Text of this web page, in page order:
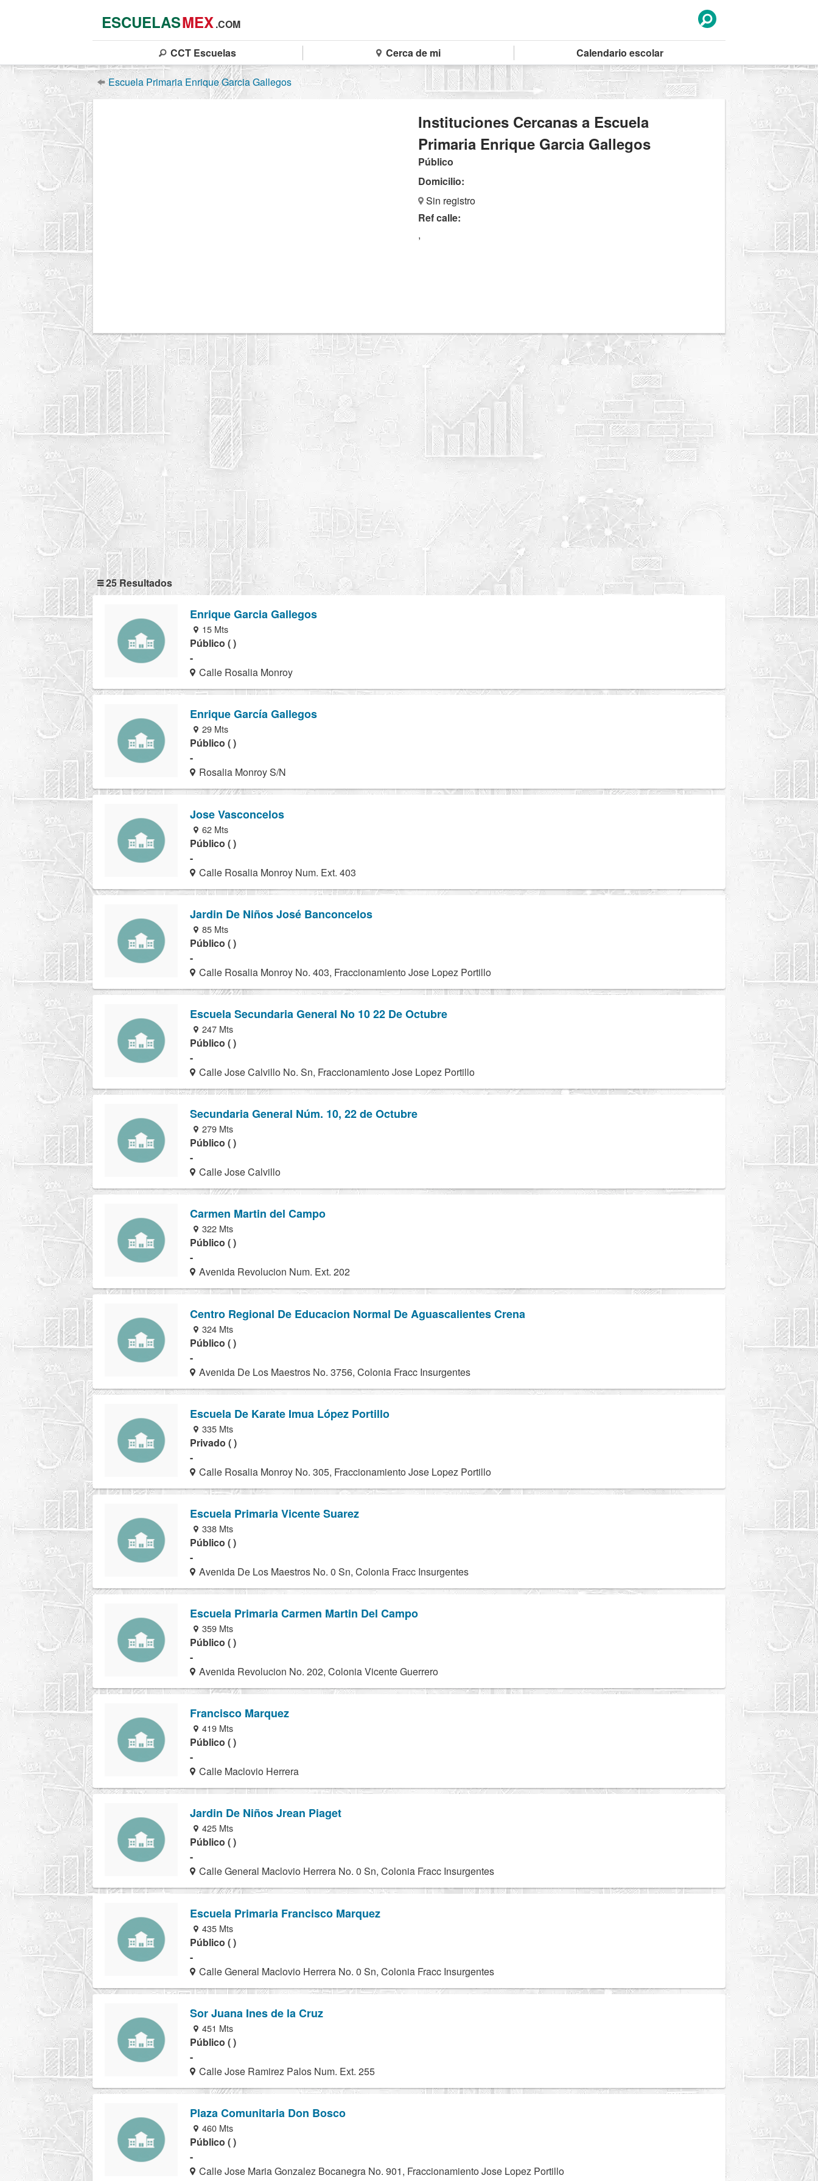
ESCUELASMEX.COM
CCT Escuelas Cerca de mi Calendario escolar
Escuela Primaria Enrique Garcia Gallegos
Instituciones Cercanas a Escuela
Primaria Enrique Garcia Gallegos
Público
Domicilio:
Sin registro
Ref calle:
,
25 Resultados
Enrique Garcia Gallegos
15 Mts
Público ( )
-
Calle Rosalia Monroy
Enrique García Gallegos
29 Mts
Público ( )
-
Rosalia Monroy S/N
Jose Vasconcelos
62 Mts
Público ( )
-
Calle Rosalia Monroy Num. Ext. 403
Jardin De Niños José Banconcelos
85 Mts
Público ( )
-
Calle Rosalia Monroy No. 403, Fraccionamiento Jose Lopez Portillo
Escuela Secundaria General No 10 22 De Octubre
247 Mts
Público ( )
-
Calle Jose Calvillo No. Sn, Fraccionamiento Jose Lopez Portillo
Secundaria General Núm. 10, 22 de Octubre
279 Mts
Público ( )
-
Calle Jose Calvillo
Carmen Martin del Campo
322 Mts
Público ( )
-
Avenida Revolucion Num. Ext. 202
Centro Regional De Educacion Normal De Aguascalientes Crena
324 Mts
Público ( )
-
Avenida De Los Maestros No. 3756, Colonia Fracc Insurgentes
Escuela De Karate Imua López Portillo
335 Mts
Privado ( )
-
Calle Rosalia Monroy No. 305, Fraccionamiento Jose Lopez Portillo
Escuela Primaria Vicente Suarez
338 Mts
Público ( )
-
Avenida De Los Maestros No. 0 Sn, Colonia Fracc Insurgentes
Escuela Primaria Carmen Martin Del Campo
359 Mts
Público ( )
-
Avenida Revolucion No. 202, Colonia Vicente Guerrero
Francisco Marquez
419 Mts
Público ( )
-
Calle Maclovio Herrera
Jardin De Niños Jrean Piaget
425 Mts
Público ( )
-
Calle General Maclovio Herrera No. 0 Sn, Colonia Fracc Insurgentes
Escuela Primaria Francisco Marquez
435 Mts
Público ( )
-
Calle General Maclovio Herrera No. 0 Sn, Colonia Fracc Insurgentes
Sor Juana Ines de la Cruz
451 Mts
Público ( )
-
Calle Jose Ramirez Palos Num. Ext. 255
Plaza Comunitaria Don Bosco
460 Mts
Público ( )
-
Calle Jose Maria Gonzalez Bocanegra No. 901, Fraccionamiento Jose Lopez Portillo